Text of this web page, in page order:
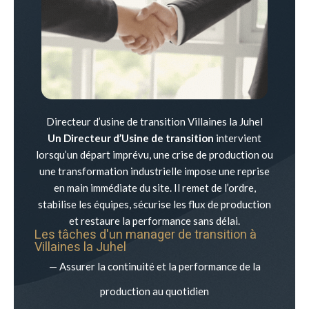
Directeur d’usine de transition Villaines la Juhel
Un Directeur d’Usine de transition intervient
lorsqu’un départ imprévu, une crise de production ou
une transformation industrielle impose une reprise
en main immédiate du site. Il remet de l’ordre,
stabilise les équipes, sécurise les flux de production
et restaure la performance sans délai.
Les tâches d'un manager de transition à
Villaines la Juhel
— Assurer la continuité et la performance de la
production au quotidien